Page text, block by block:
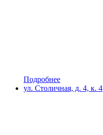
Подробнее
ул. Столичная, д. 4, к. 4